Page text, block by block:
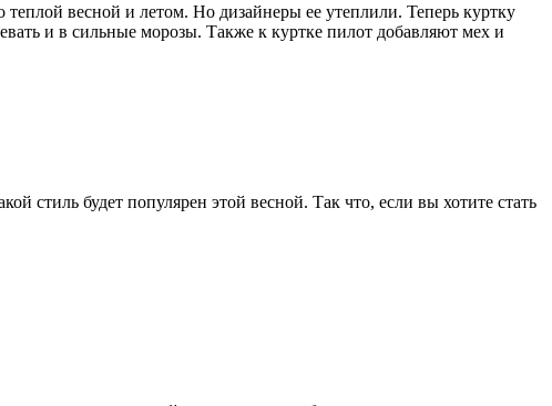
весной и летом. Но дизайнеры ее утеплили. Теперь куртку
и в сильные морозы. Также к куртке пилот добавляют мех и
стиль будет популярен этой весной. Так что, если вы хотите стать